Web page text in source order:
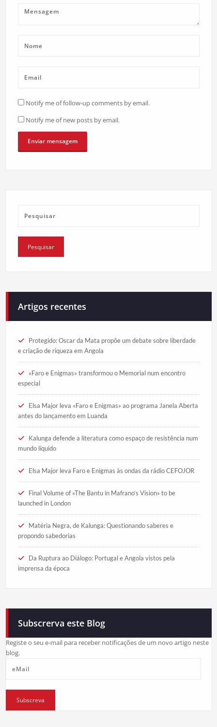
Notify me of follow-up comments by email.
Notify me of new posts by email.
Artigos recentes
Protegido: Oscar da Mata propõe um debate sobre liberdade
e criação de riqueza em Angola
«Faro e Enigmas» transformou o Memorial num encontro
especial
Elsa Major leva «Faro e Enigmas» ao programa Janela Aberta
antes do lançamento em Luanda
Kalunga defende a literatura como espaço de resistência num
mundo líquido
Elsa Major leva Faro e Enigmas às ondas da rádio CEFOJOR
Final Volume of «The Bantu in Mafrano’s Vision» to be
launched in London
Matéria Negra, de Kalunga: Questionando saberes e
propondo sabedorias
Da Ruptura ao Diálogo: Portugal e Angola vistos pela
imprensa da época
Subscrerva este Blog
Registe o seu e-mail para receber notificações de um novo artigo neste
blog.
Subscreva